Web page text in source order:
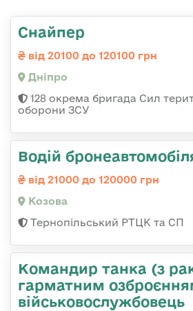
Снайпер
від 20100 до 120100 грн
Дніпро
128 окрема бригада Сил
оборони ЗСУ
Водій
від 21000 до 120000 грн
Козова
Тернопільський РТЦК та СП
Командиp танка (з
гарматним
військовослужбовець